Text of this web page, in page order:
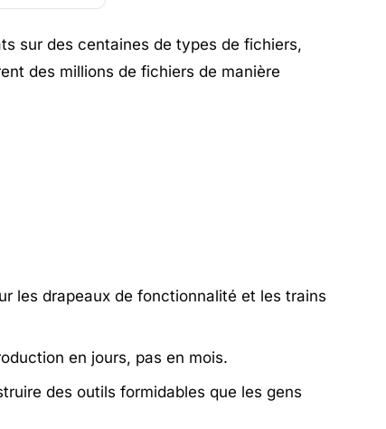
sur des centaines de types de fichiers,
des millions de fichiers de manière
les drapeaux de fonctionnalité et les trains
en jours, pas en mois.
des outils formidables que les gens